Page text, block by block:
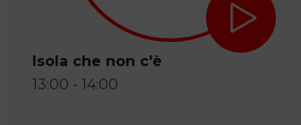
Isola che non c'è
13:00 - 14:00